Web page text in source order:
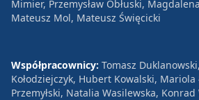
Mimier, Przemysław Obłuski,
Mateusz Mol, Mateusz Święcicki
Współpracownicy: Tomasz
Kołodziejczyk, Hubert Kowalski, Mariola
Przemyłski, Natalia Wasilewska, Konrad